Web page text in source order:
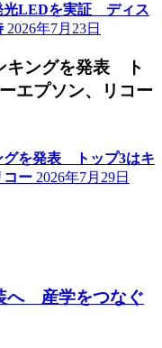
光LEDを実証 ディス
2026年7月23日
キングを発表 ト
エプソン、リコー
グを発表 トップ3はキ
コー 2026年7月29日
へ 産学をつなぐ